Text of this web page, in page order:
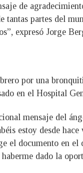
de
tantas partes del
expresó Jorge
por una
en el Hospital
mensaje del
estoy desde
documento en
dado la